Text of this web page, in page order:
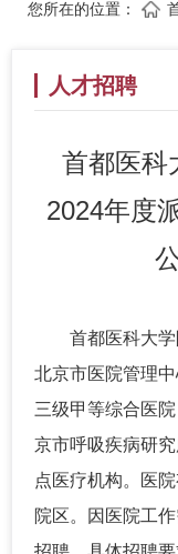
您所在的位置：
人才招聘
首都医科
2024年度
首都医科大
北京市医院管理
三级甲等综合医
京市呼吸疾病研
点医疗机构。医
院区。因医院工